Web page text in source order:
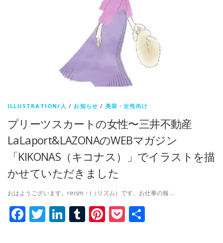
ILLUSTRATION/人 /お知らせ / 美容・女性向け
プリーツスカートの女性〜三井不動産
LaLaport&LAZONAのWEBマガジン
「KIKONAS（キコナス）」でイラストを描
かせていただきました
おはようございます。reism・i（リズム）です。お仕事の報 …
Facebook
Twitter
LinkedIn
Tumblr
Pinterest
Pocket